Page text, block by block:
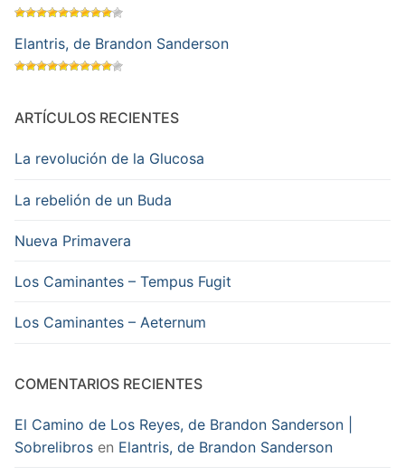
Elantris, de Brandon Sanderson
ARTÍCULOS RECIENTES
La revolución de la Glucosa
La rebelión de un Buda
Nueva Primavera
Los Caminantes – Tempus Fugit
Los Caminantes – Aeternum
COMENTARIOS RECIENTES
El Camino de Los Reyes, de Brandon Sanderson |
Sobrelibros en Elantris, de Brandon Sanderson